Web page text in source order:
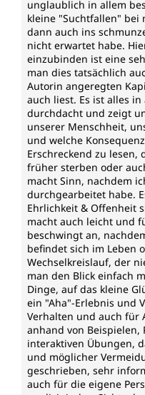
unglaublich in allem
kleine "Suchtfallen" bei
dann auch ins
nicht erwartet habe.
einzubinden ist eine
man dies tatsächlich
Autorin angeregten
auch liest. Es ist alles
durchdacht und zeigt
unserer Menschheit,
und welche
Erschreckend zu lesen,
früher sterben oder
macht Sinn, nachdem
durchgearbeitet habe.
Ehrlichkeit & Offenheit
macht auch leicht und
beschwingt an,
befindet sich im Leben
Wechselkreislauf, der
man den Blick einfach
Dinge, auf das kleine
ein "Aha"-Erlebnis und
Verhalten und auch für
anhand von
interaktiven Übungen,
und möglicher
geschrieben, sehr
auch für die eigene